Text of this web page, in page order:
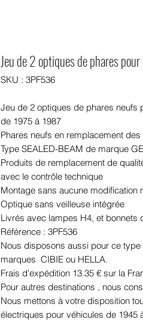
Jeu de 2 optiques de phares pour
SKU : 3PF536
Jeu de 2 optiques de phares neufs
de 1975 à 1987
Phares neufs en remplacement
Type SEALED-BEAM de marque
Produits de remplacement de
avec le contrôle technique
Montage sans aucune modification
Optique sans veilleuse intégrée
Livrés avec lampes H4, et bonnets
Référence : 3PF536
Nous disposons aussi pour ce
marques CIBIE ou HELLA.
Frais d'expédition 13.35 € sur la
Pour autres destinations , nous
Nous mettons à votre disposition
électriques pour véhicules de 1945